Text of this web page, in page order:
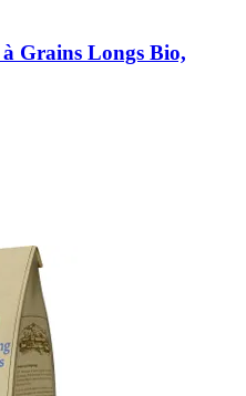
Grains Longs Bio,